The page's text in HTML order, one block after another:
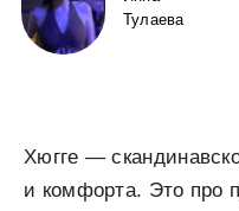
Тулаева
Хюгге —
и комфорта. Это про